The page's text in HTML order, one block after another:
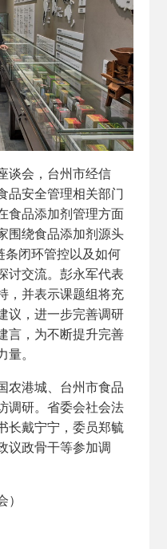
会，台州市经信
品安全管理相关部门
食品添加剂管理方面
围绕食品添加剂源头
条闭环管控以及如何
讨交流。彭永军代表
，并表示课题组将充
议，进一步完善调研
言，为不断提升完善
。
港城、台州市食品
调研。省委会社会法
长戴宁宁，委员郑毓
议政骨干等参加调